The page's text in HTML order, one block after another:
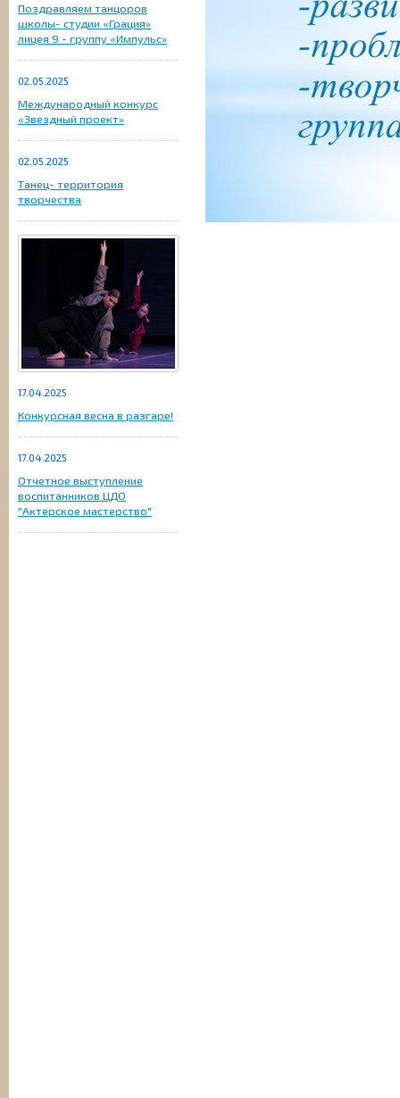
Поздравляем танцоров
школы- студии «Грация»
лицея 9 - группу «Импульс»
02.05.2025
Международный конкурс
«Звездный проект»
02.05.2025
Танец- территория
творчества
17.04.2025
Конкурсная весна в разгаре!
17.04.2025
Отчетное выступление
воспитанников ЦДО
"Актерское мастерство"